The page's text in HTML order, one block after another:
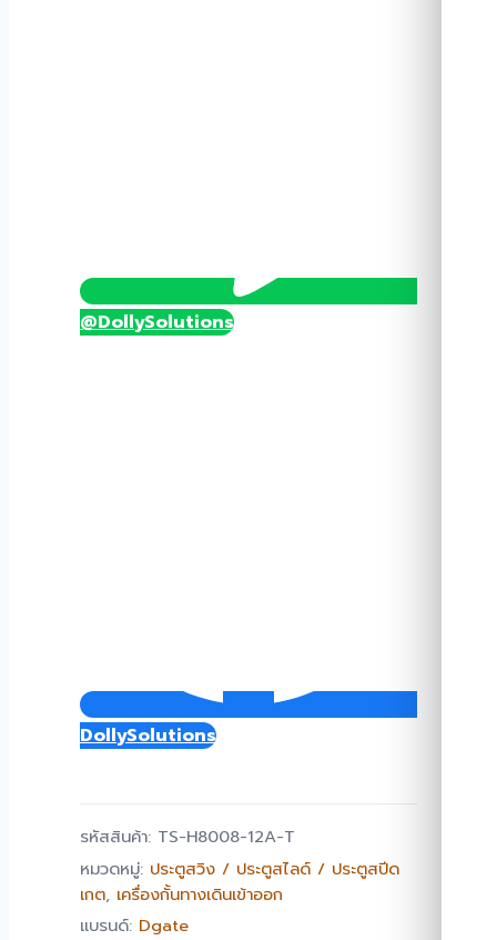
@DollySolutions
DollySolutions
รหัสสินค้า: TS-H8008-12A-T
หมวดหมู่: ประตูสวิง / ประตูสไลด์ / ประตูสปีด
เกต, เครื่องกั้นทางเดินเข้าออก
แบรนด์: Dgate